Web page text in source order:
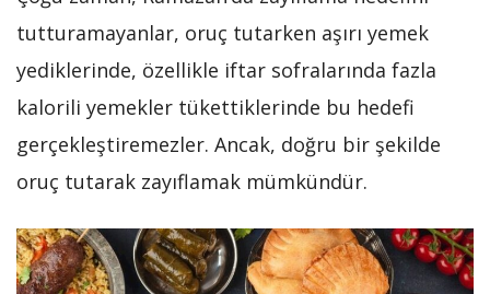
tutturamayanlar, oruç tutarken aşırı yemek
yediklerinde, özellikle iftar sofralarında fazla
kalorili yemekler tükettiklerinde bu hedefi
gerçekleştiremezler. Ancak, doğru bir şekilde
oruç tutarak zayıflamak mümkündür.